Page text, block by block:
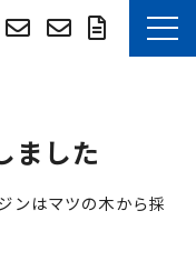
ました
ンはマツの木から採